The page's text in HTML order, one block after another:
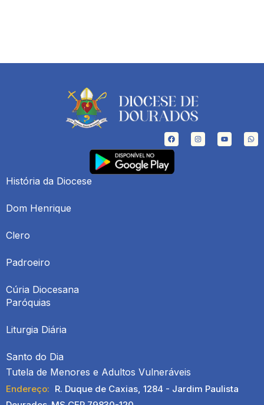
História da Diocese
Dom Henrique
Clero
Padroeiro
Cúria Diocesana
Paróquias
Liturgia Diária
Santo do Dia
Tutela de Menores e Adultos Vulneráveis
Endereço: R. Duque de Caxias, 1284 - Jardim Paulista